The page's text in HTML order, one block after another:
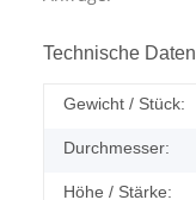
Technische Daten
Gewicht / Stück:
Durchmesser:
Höhe / Stärke: